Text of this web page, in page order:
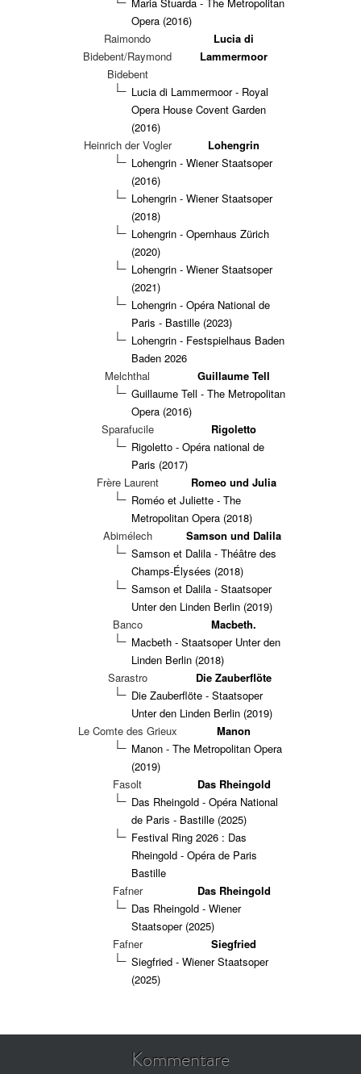
Opera (2016)
Raimondo
Bidebent/Raymond
Bidebent
Lucia di
Lammermoor
Lucia di Lammermoor - Royal
Opera House Covent Garden
(2016)
Heinrich der Vogler
Lohengrin
Lohengrin - Wiener Staatsoper
(2016)
Lohengrin - Wiener Staatsoper
(2018)
Lohengrin - Opernhaus Zürich
(2020)
Lohengrin - Wiener Staatsoper
(2021)
Lohengrin - Opéra National de
Paris - Bastille (2023)
Lohengrin - Festspielhaus Baden
Baden 2026
Melchthal
Guillaume Tell
Guillaume Tell - The Metropolitan
Opera (2016)
Sparafucile
Rigoletto
Rigoletto - Opéra national de
Paris (2017)
Frère Laurent
Romeo und Julia
Roméo et Juliette - The
Metropolitan Opera (2018)
Abimélech
Samson und Dalila
Samson et Dalila - Théâtre des
Champs-Élysées (2018)
Samson et Dalila - Staatsoper
Unter den Linden Berlin (2019)
Banco
Macbeth.
Macbeth - Staatsoper Unter den
Linden Berlin (2018)
Sarastro
Die Zauberflöte
Die Zauberflöte - Staatsoper
Unter den Linden Berlin (2019)
Le Comte des Grieux
Manon
Manon - The Metropolitan Opera
(2019)
Fasolt
Das Rheingold
Das Rheingold - Opéra National
de Paris - Bastille (2025)
Festival Ring 2026 : Das
Rheingold - Opéra de Paris
Bastille
Fafner
Das Rheingold
Das Rheingold - Wiener
Staatsoper (2025)
Fafner
Siegfried
Siegfried - Wiener Staatsoper
(2025)
Kommentare